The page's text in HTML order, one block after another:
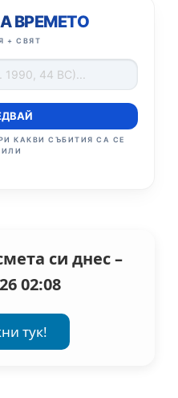
ВРЕМЕТО
+ СВЯТ
КАКВИ СЪБИТИЯ СА СЕ
си днес –
02:08
тук!